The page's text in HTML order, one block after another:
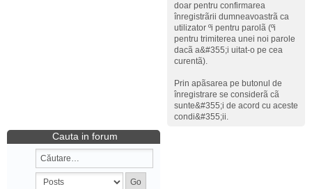
doar pentru confirmarea
înregistrãrii dumneavoastrã ca
utilizator ºi pentru parolã (ºi
pentru trimiterea unei noi parole
dacã a&#355;i uitat-o pe cea
curentã).
Prin apãsarea pe butonul de
înregistrare se considerã cã
sunte&#355;i de acord cu aceste
condi&#355;ii.
Cauta in forum